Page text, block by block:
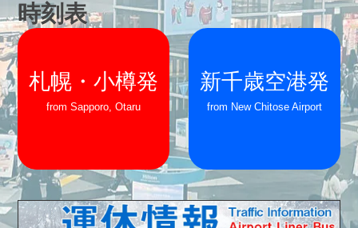
時刻表
札幌・小樽発
from Sapporo, Otaru
新千歳空港発
from New Chitose Airport